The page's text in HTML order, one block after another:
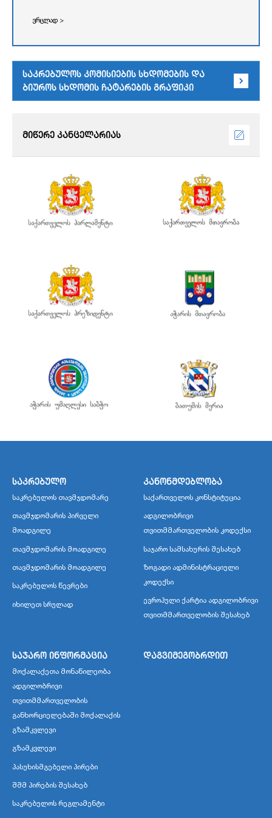
ვრცლად >
საკრებულოს კომისიების სხდომების და
ბიუროს სხდომის ჩატარების გრაფიკი
მიწერე კანცელარიას
საკრებულო
საკრებულოს თავმჯდომარე
თავმჯდომარის პირველი
მოადგილე
თავმჯდომარის მოადგილე
თავმჯდომარის მოადგილე
საკრებულოს წევრები
იხილეთ სრულად
კანონმდებლობა
საქართველოს კონსტიტუცია
ადგილობრივი
თვითმმართველობის კოდექსი
საჯარო სამსახურის შესახებ
ზოგადი ადმინისტრაციული
კოდექსი
ევროპული ქარტია ადგილობრივი
თვითმმართველობის შესახებ
საჯარო ინფორმაცია
მოქალაქეთა მონაწილეობა
ადგილობრივი
თვითმმართველობის
განხორციელებაში მოქალაქის
გზამკვლევი
გზამკვლევი
პასუხისმგებელი პირები
შშმ პირების შესახებ
საკრებულოს რეგლამენტი
დაგვიმეგობრდით